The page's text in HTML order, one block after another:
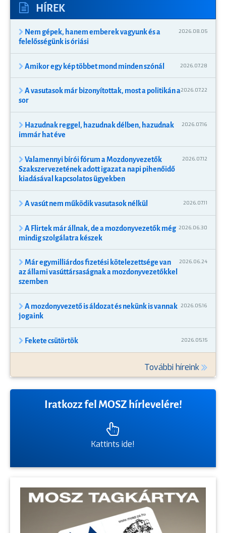
HÍREK
Nem gépek, hanem emberek vagyunk és a
felelősségünk is óriási
2026.08.05
Amikor egy kép többet mond minden szónál 2026.07.28
A vasutasok már bizonyítottak, most a politikán a
sor
2026.07.22
Hazudnak reggel, hazudnak délben, hazudnak
immár hat éve
2026.07.16
Valamennyi bírói fórum a Mozdonyvezetők
Szakszervezetének adott igazat a napi pihenőidő
kiadásával kapcsolatos ügyekben
2026.07.12
A vasút nem működik vasutasok nélkül 2026.07.11
A Flirtek már állnak, de a mozdonyvezetők még
mindig szolgálatra készek
2026.06.30
Már egymilliárdos fizetési kötelezettsége van
az állami vasúttársaságnak a mozdonyvezetőkkel
szemben
2026.06.24
A mozdonyvezető is áldozat és nekünk is vannak
jogaink
2026.05.16
Fekete csütörtök 2026.05.15
További híreink
Iratkozz fel MOSZ hírlevelére!
Kattints ide!